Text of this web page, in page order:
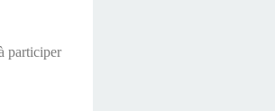
participer